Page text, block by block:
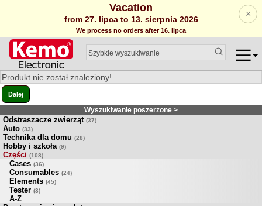
Vacation
from 27. lipca to 13. sierpnia 2026
We process no orders after 16. lipca
×
Produkt nie został znaleziony!
Dalej
Wyszukiwanie poszerzone >
Odstraszacze zwierząt (37)
Auto (33)
Technika dla domu (28)
Hobby i szkoła (9)
Części (108)
Cases (36)
Consumables (24)
Elements (45)
Tester (3)
A-Z